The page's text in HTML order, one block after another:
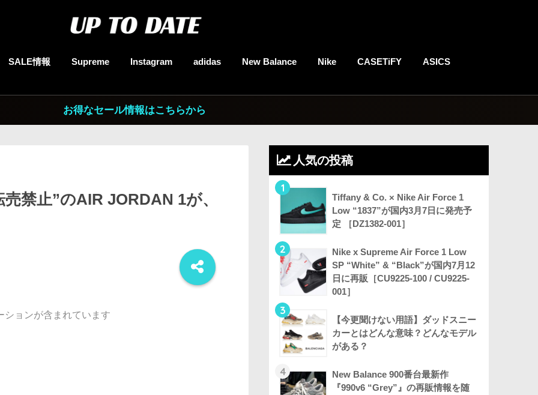
SALE情報 Supreme Instagram adidas New Balance Nike CASETiFY ASICS
お得なセール情報はこちらから
禁止”のAIR JORDAN 1が、
ションが含まれています
人気の投稿
1
Tiffany & Co. × Nike Air Force 1
Low “1837”が国内3月7日に発売予
定 ［DZ1382-001］
2
Nike x Supreme Air Force 1 Low
SP “White” & “Black”が国内7月12
日に再販［CU9225-100 / CU9225-
001］
3
【今更聞けない用語】ダッドスニー
カーとはどんな意味？どんなモデル
がある？
4
New Balance 900番台最新作
『990v6 “Grey”』の再販情報を随